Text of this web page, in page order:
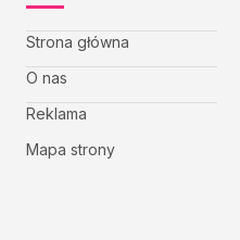
Strona główna
O nas
Reklama
Mapa strony